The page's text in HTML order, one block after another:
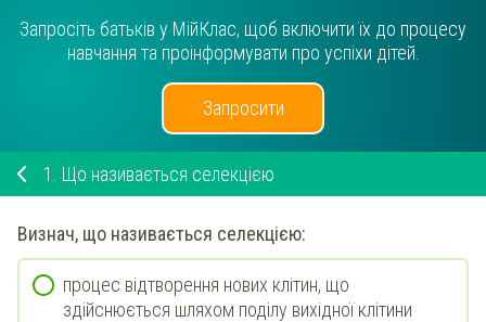
Запросіть батьків у МійКлас, щоб включити їх до процесу
навчання та проінформувати про успіхи дітей.
Запросити
1. Що називається селекцією
Визнач, що називається селекцією:
процес відтворення нових клітин, що
здійснюється шляхом поділу вихідної клітини